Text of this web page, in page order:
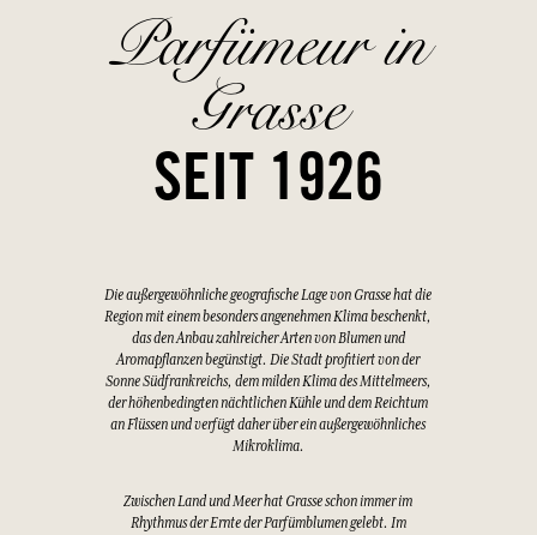
Parfümeur in
Grasse
SEIT 1926
Die außergewöhnliche geografische Lage von Grasse hat die
Region mit einem besonders angenehmen Klima beschenkt,
das den Anbau zahlreicher Arten von Blumen und
Aromapflanzen begünstigt. Die Stadt profitiert von der
Sonne Südfrankreichs, dem milden Klima des Mittelmeers,
der höhenbedingten nächtlichen Kühle und dem Reichtum
an Flüssen und verfügt daher über ein außergewöhnliches
Mikroklima.
Zwischen Land und Meer hat Grasse schon immer im
Rhythmus der Ernte der Parfümblumen gelebt. Im